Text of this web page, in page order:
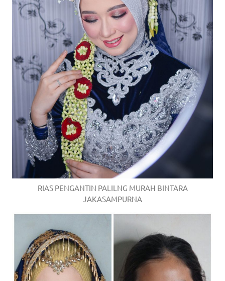
RIAS PENGANTIN PALILNG MURAH BINTARA
JAKASAMPURNA